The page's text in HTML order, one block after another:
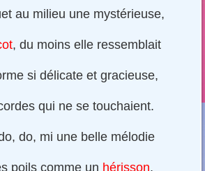
au milieu une mystérieuse,
, du moins elle ressemblait
si délicate et gracieuse,
qui ne se touchaient.
do, mi une belle mélodie
poils comme un hérisson,